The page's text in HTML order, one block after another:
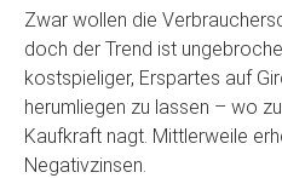
Zwar wollen die
doch der Trend ist
kostspieliger, Erspartes auf
herumliegen zu lassen – wo
Kaufkraft nagt. Mittlerweile
Negativzinsen.